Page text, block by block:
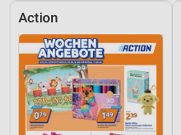
Action